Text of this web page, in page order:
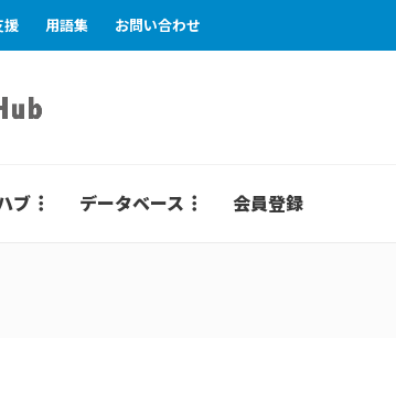
援 用語集 お問い合わせ
ブ データベース 会員登録